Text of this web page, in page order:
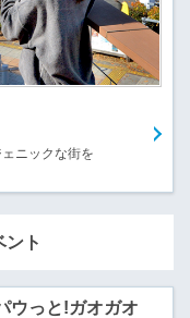
ニックな街を
ント
ウっと!ガオガオ